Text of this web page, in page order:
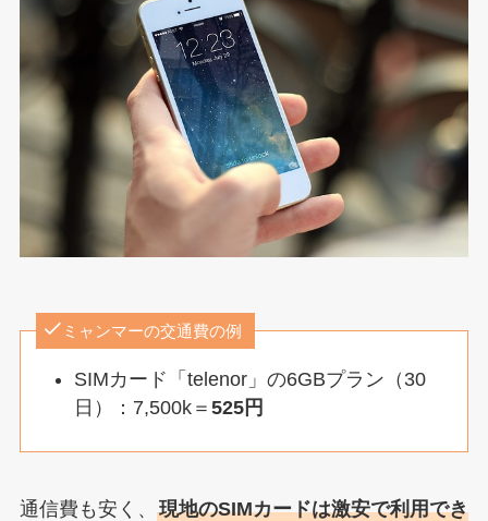
ミャンマーの交通費の例
SIMカード「telenor」の6GBプラン（30
日）：7,500k＝525円
通信費も安く、 現地のSIMカードは激安で利用でき